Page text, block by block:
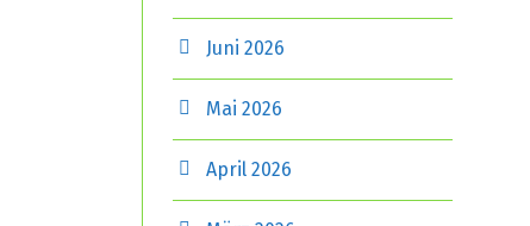
Juni 2026
Mai 2026
April 2026